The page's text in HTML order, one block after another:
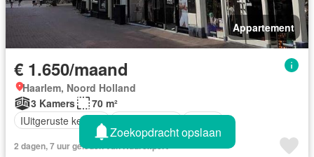
Appartement
€ 1.650/maand
Haarlem, Noord Holland
3 Kamers
70 m²
IUitgeruste keuken
2 dagen, 7 uur geleden van Huurexpert
Zoekopdracht opslaan